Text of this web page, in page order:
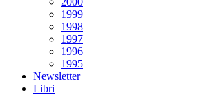
1999
1998
1997
1996
1995
Newsletter
Libri